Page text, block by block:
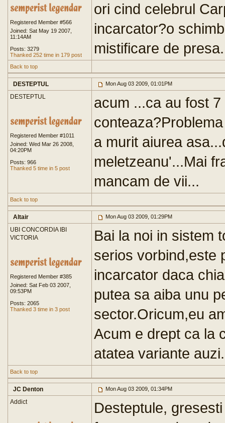
Registered Member #566
Joined: Sat May 19 2007,
11:14AM
Posts: 3279
Thanked 252 time in 179 post
ori cind celebrul
incarcator?o
mistificare de
Back to top
DESTEPTUL Mon Aug 03 2009, 01:01PM
DESTEPTUL
Registered Member #1011
Joined: Wed Mar 26 2008,
04:20PM
Posts: 966
Thanked 5 time in 5 post
acum ...ca au fost
a murit aiurea
meletzeanu'...Mai
mancam de vii...
Back to top
Altair Mon Aug 03 2009, 01:29PM
UBI CONCORDIA IBI
VICTORIA
Registered Member #385
Joined: Sat Feb 03 2007,
09:53PM
Posts: 2065
Thanked 3 time in 3 post
Bai la noi in sistem
serios vorbind,este
incarcator daca
putea sa aiba unu
sector.Oricum,eu
Acum e drept ca la
atatea variante
Back to top
JC Denton Mon Aug 03 2009, 01:34PM
Addict
Desteptule,